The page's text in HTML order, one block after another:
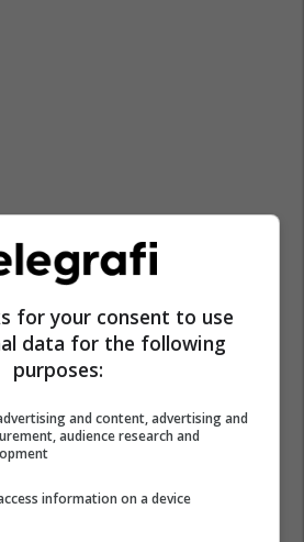
for your consent to use
data for the following
purposes:
and content, advertising and
audience research and
information on a device